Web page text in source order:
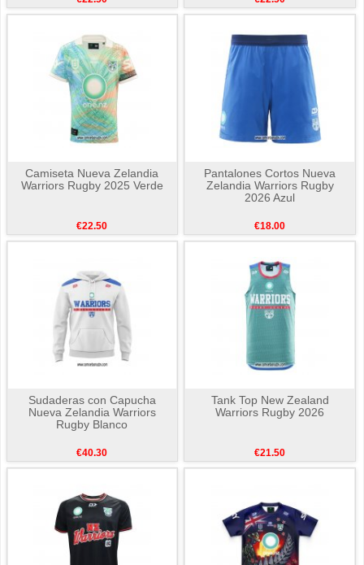
Camiseta Nueva Zelandia
Warriors Rugby 2025 Verde
€22.50
Pantalones Cortos Nueva
Zelandia Warriors Rugby
2026 Azul
€18.00
Sudaderas con Capucha
Nueva Zelandia Warriors
Rugby Blanco
€40.30
Tank Top New Zealand
Warriors Rugby 2026
€21.50